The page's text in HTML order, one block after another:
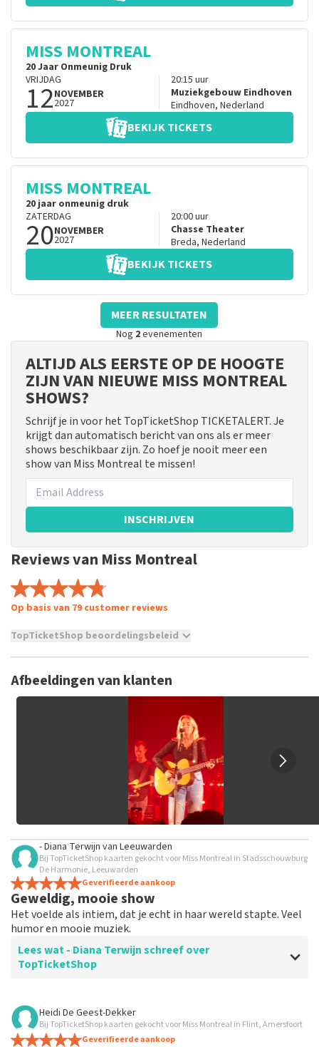
MISS MONTREAL
20 Jaar Onmeunig Druk
VRIJDAG
12NOVEMBER
2027
20:15 uur
Muziekgebouw Eindhoven
Eindhoven, Nederland
BEKIJK TICKETS
MISS MONTREAL
20 jaar onmeunig druk
ZATERDAG
20NOVEMBER
2027
20:00uur
Chasse Theater
Breda, Nederland
BEKIJK TICKETS
MEER RESULTATEN
Nog 2evenementen
ALTIJD ALS EERSTE OP DE HOOGTE
ZIJN VAN NIEUWE MISS MONTREAL
SHOWS?
Schrijf je in voor het TopTicketShop TICKETALERT. Je
krijgt dan automatisch bericht van ons als er meer
shows beschikbaar zijn. Zo hoef je nooit meer een
show van Miss Montreal te missen!
INSCHRIJVEN
Reviews van Miss Montreal
Op basis van 79 customer reviews
TopTicketShop beoordelingsbeleid
niet mogelijk om een review achter te laten als je geen
tickets hebt aangeschaft bij TopTicketShop. Reviews met
Het kan enkele weken duren voordat een review wordt
Afbeeldingen van klanten
- Diana Terwijn van Leeuwarden
Bij TopTicketShop kaarten gekocht voor Miss Montreal in Stadsschouwburg
De Harmonie, Leeuwarden
Geverifieerde aankoop
Geweldig, mooie show
Het voelde als intiem, dat je echt in haar wereld stapte. Veel
humor en mooie muziek.
Lees wat - Diana Terwijn schreef over
TopTicketShop
Beoordeling van - Diana Terwijn over
Oplichters
Heidi De Geest-Dekker
Bij TopTicketShop kaarten gekocht voor Miss Montreal in Flint, Amersfoort
Geverifieerde aankoop